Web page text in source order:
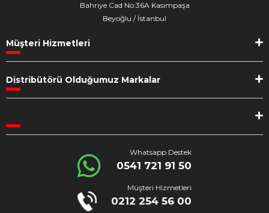
Bahriye Cad No:36A Kasımpaşa
Beyoğlu / İstanbul
Müşteri Hizmetleri
Distribütörü Olduğumuz Markalar
Whatsapp Destek
0541 721 91 50
Müşteri Hizmetleri
0212 254 56 00